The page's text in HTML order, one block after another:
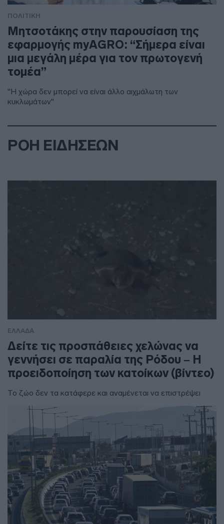
ΠΟΛΙΤΙΚΗ
Μητσοτάκης στην παρουσίαση της
εφαρμογής myAGRO: “Σήμερα είναι
μια μεγάλη μέρα για τον πρωτογενή
τομέα”
"Η χώρα δεν μπορεί να είναι άλλο αιχμάλωτη των
κυκλωμάτων"
ΡΟΗ ΕΙΔΗΣΕΩΝ
ΕΛΛΑΔΑ
Δείτε τις προσπάθειες χελώνας να
γεννήσει σε παραλία της Ρόδου – Η
προειδοποίηση των κατοίκων (βίντεο)
Το ζώο δεν τα κατάφερε και αναμένεται να επιστρέψει